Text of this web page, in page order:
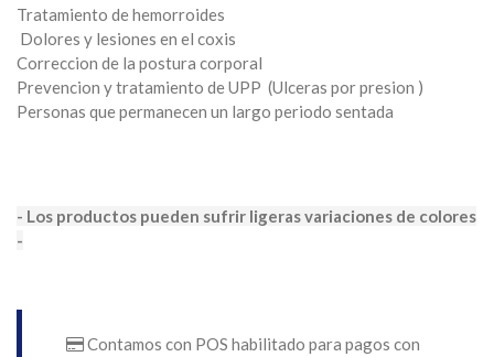
Tratamiento de hemorroides
Dolores y lesiones en el coxis
Correccion de la postura corporal
Prevencion y tratamiento de UPP (Ulceras por presion )
Personas que permanecen un largo periodo sentada
- Los productos pueden sufrir ligeras variaciones de colores
-
Contamos con POS habilitado para pagos con